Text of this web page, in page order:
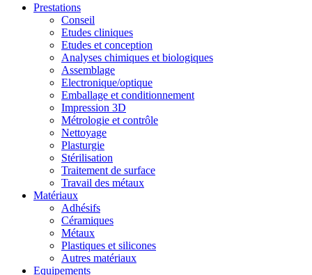
Prestations
Conseil
Etudes cliniques
Etudes et conception
Analyses chimiques et biologiques
Assemblage
Electronique/optique
Emballage et conditionnement
Impression 3D
Métrologie et contrôle
Nettoyage
Plasturgie
Stérilisation
Traitement de surface
Travail des métaux
Matériaux
Adhésifs
Céramiques
Métaux
Plastiques et silicones
Autres matériaux
Equipements